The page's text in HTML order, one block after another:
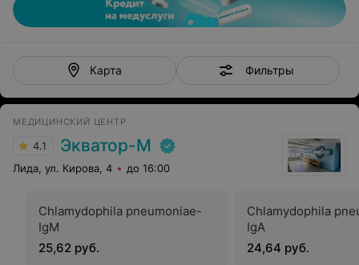
Карта Фильтры
МЕДИЦИНСКИЙ ЦЕНТР
4.1 Экватор-М
Лида, ул. Кирова, 4 до 16:00
Chlamydophila pneumoniae-
IgM
25,62 руб.
Chlamydophila
IgА
24,64 руб.